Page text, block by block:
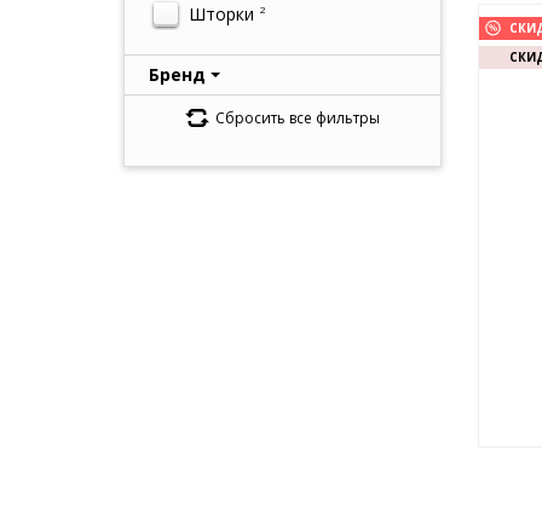
Шторки 2
Бренд
Сбросить все фильтры